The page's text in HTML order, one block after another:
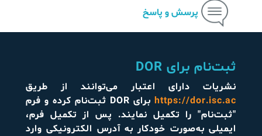
ثبت‌نام برای DOR
نشریات دارای اعتبار می‌توانند از طریق
https://dor.isc.ac
برای DOR ثبت‌نام کرده و فرم
"ثبت‌نام" را تکمیل نمایند. پس از تکمیل فرم،
ایمیلی به‌صورت خودکار به آدرس الکترونیکی وارد